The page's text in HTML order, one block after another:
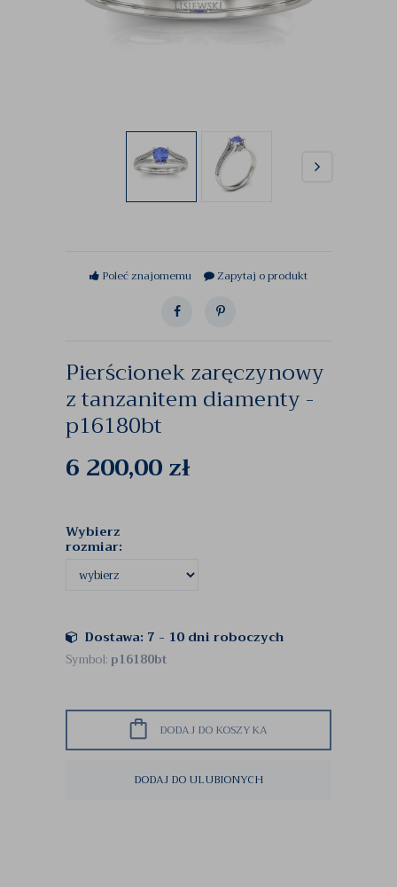
Poleć znajomemu Zapytaj o produkt
Pierścionek zaręczynowy
z tanzanitem diamenty -
p16180bt
6 200,00zł
Wybierz
rozmiar:
Dostawa: 7 - 10 dni roboczych
Symbol:p16180bt
DODAJ DO KOSZYKA
DODAJ DO ULUBIONYCH